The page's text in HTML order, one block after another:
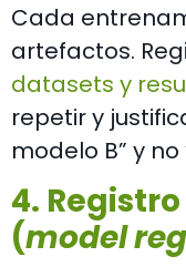
Cada
artefactos.
datasets y
repetir y
modelo B” y no
4.
(model